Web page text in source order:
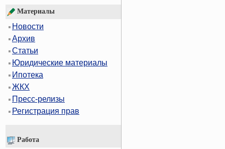
Материалы
Новости
Архив
Статьи
Юридические материалы
Ипотека
ЖКХ
Пресс-релизы
Регистрация прав
Работа